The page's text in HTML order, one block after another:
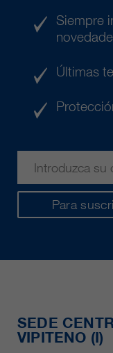
Para
Siempre
Últimas
SEDE
VIPITENO (I)